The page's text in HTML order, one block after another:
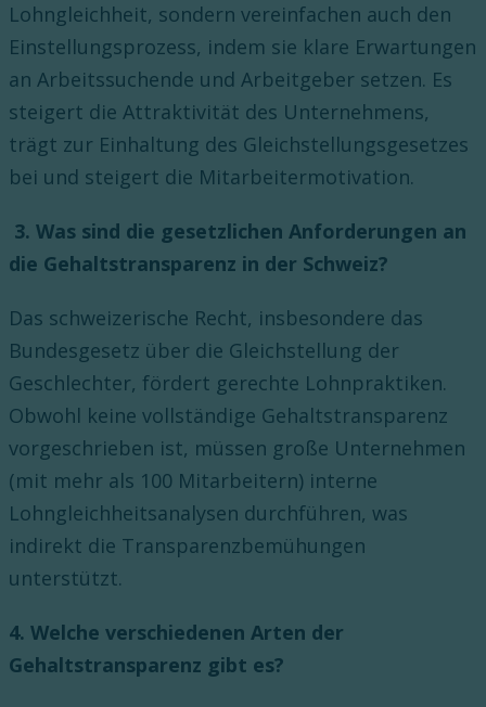
Lohngleichheit, sondern vereinfachen auch den
Einstellungsprozess, indem sie klare Erwartungen
an Arbeitssuchende und Arbeitgeber setzen. Es
steigert die Attraktivität des Unternehmens,
trägt zur Einhaltung des Gleichstellungsgesetzes
bei und steigert die Mitarbeitermotivation.
3. Was sind die gesetzlichen Anforderungen an
die Gehaltstransparenz in der Schweiz?
Das schweizerische Recht, insbesondere das
Bundesgesetz über die Gleichstellung der
Geschlechter, fördert gerechte Lohnpraktiken.
Obwohl keine vollständige Gehaltstransparenz
vorgeschrieben ist, müssen große Unternehmen
(mit mehr als 100 Mitarbeitern) interne
Lohngleichheitsanalysen durchführen, was
indirekt die Transparenzbemühungen
unterstützt.
4. Welche verschiedenen Arten der
Gehaltstransparenz gibt es?